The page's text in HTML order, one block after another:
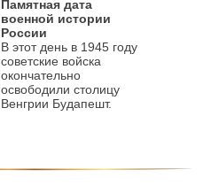
Памятная дата
военной истории
России
В этот день в 1945 году
советские войска
окончательно
освободили столицу
Венгрии Будапешт.